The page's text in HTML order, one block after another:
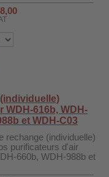
WDH-616b, WDH-
et WDH-C03
rechange (individuelle)
purificateurs d'air
660b, WDH-988b et